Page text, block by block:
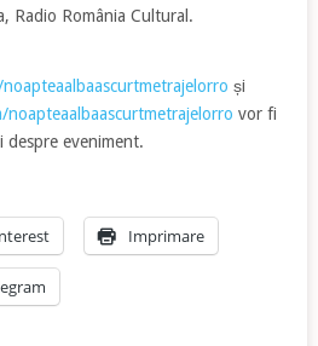
Radio România Cultural.
și
vor fi
eveniment.
Imprimare